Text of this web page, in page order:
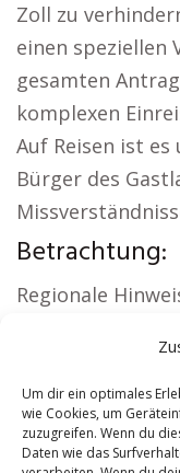
Um dir ein optimales
wie Cookies, um
zuzugreifen. Wenn du
Daten wie das
Zoll zu
einen speziellen
gesamten
komplexen
Auf Reisen ist
Bürger des
Betrachtung:
Regionale
Holzgerlingen|
Schamane